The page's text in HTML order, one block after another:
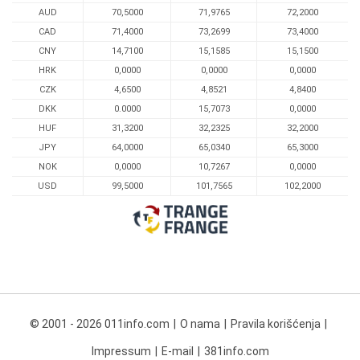
AUD
70,5000 71,9765
72,2000
CAD
71,4000 73,2699
73,4000
CNY
14,7100 15,1585
15,1500
HRK
0,0000 0,0000
0,0000
CZK
4,6500 4,8521
4,8400
DKK
0.0000 15,7073
0,0000
HUF
31,3200 32,2325
32,2000
JPY
64,0000 65,0340
65,3000
NOK
0,0000 10,7267
0,0000
USD
99,5000 101,7565 102,2000
© 2001 - 2026 011info.com O nama Pravila korišćenja
Impressum E-mail 381info.com